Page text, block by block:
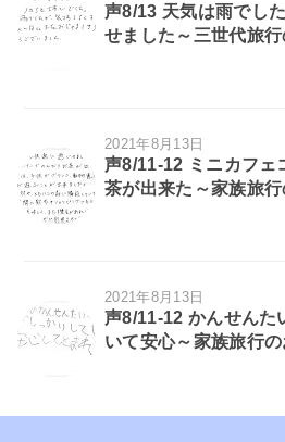
声8/13 天気は雨でし
せました～三世代旅
2021年8月13日
声8/11-12 ミニカフェ
茶が出来た～家族旅
2021年8月13日
声8/11-12 かんせんた
いて安心～家族旅行